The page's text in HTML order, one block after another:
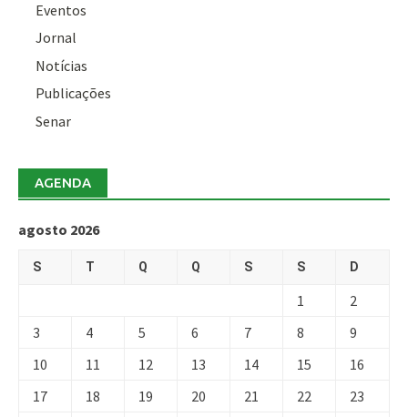
Eventos
Jornal
Notícias
Publicações
Senar
AGENDA
agosto 2026
S T Q Q S S D
1
2
3
4 5 6 7 8
9
10
11 12 13 14 15
16
17
18 19 20 21 22
23